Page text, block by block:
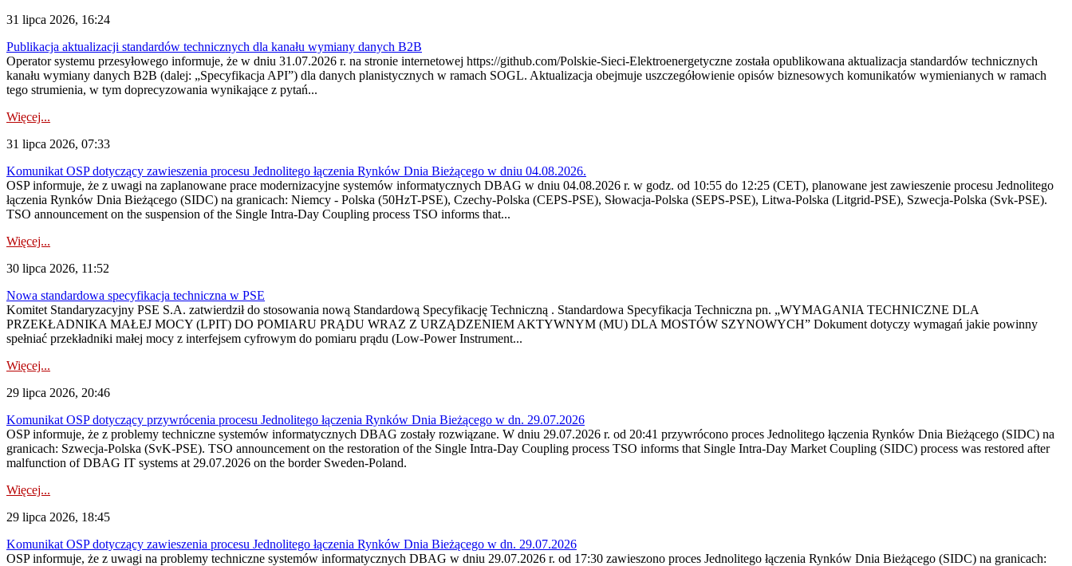
31 lipca 2026, 16:24
Publikacja aktualizacji standardów technicznych dla kanału wymiany danych B2B
Operator systemu przesyłowego informuje, że w dniu 31.07.2026 r. na stronie internetowej https://github.com/Polskie-Sieci-Elektroenergetyczne została opublikowana aktualizacja standardów technicznych
kanału wymiany danych B2B (dalej: „Specyfikacja API”) dla danych planistycznych w ramach SOGL. Aktualizacja obejmuje uszczegółowienie opisów biznesowych komunikatów wymienianych w ramach
tego strumienia, w tym doprecyzowania wynikające z pytań...
Więcej...
31 lipca 2026, 07:33
Komunikat OSP dotyczący zawieszenia procesu Jednolitego łączenia Rynków Dnia Bieżącego w dniu 04.08.2026.
OSP informuje, że z uwagi na zaplanowane prace modernizacyjne systemów informatycznych DBAG w dniu 04.08.2026 r. w godz. od 10:55 do 12:25 (CET), planowane jest zawieszenie procesu Jednolitego
łączenia Rynków Dnia Bieżącego (SIDC) na granicach: Niemcy - Polska (50HzT-PSE), Czechy-Polska (CEPS-PSE), Słowacja-Polska (SEPS-PSE), Litwa-Polska (Litgrid-PSE), Szwecja-Polska (Svk-PSE).
TSO announcement on the suspension of the Single Intra-Day Coupling process TSO informs that...
Więcej...
30 lipca 2026, 11:52
Nowa standardowa specyfikacja techniczna w PSE
Komitet Standaryzacyjny PSE S.A. zatwierdził do stosowania nową Standardową Specyfikację Techniczną . Standardowa Specyfikacja Techniczna pn. „WYMAGANIA TECHNICZNE DLA
PRZEKŁADNIKA MAŁEJ MOCY (LPIT) DO POMIARU PRĄDU WRAZ Z URZĄDZENIEM AKTYWNYM (MU) DLA MOSTÓW SZYNOWYCH” Dokument dotyczy wymagań jakie powinny
spełniać przekładniki małej mocy z interfejsem cyfrowym do pomiaru prądu (Low-Power Instrument...
Więcej...
29 lipca 2026, 20:46
Komunikat OSP dotyczący przywrócenia procesu Jednolitego łączenia Rynków Dnia Bieżącego w dn. 29.07.2026
OSP informuje, że z problemy techniczne systemów informatycznych DBAG zostały rozwiązane. W dniu 29.07.2026 r. od 20:41 przywrócono proces Jednolitego łączenia Rynków Dnia Bieżącego (SIDC) na
granicach: Szwecja-Polska (SvK-PSE). TSO announcement on the restoration of the Single Intra-Day Coupling process TSO informs that Single Intra-Day Market Coupling (SIDC) process was restored after
malfunction of DBAG IT systems at 29.07.2026 on the border Sweden-Poland.
Więcej...
29 lipca 2026, 18:45
Komunikat OSP dotyczący zawieszenia procesu Jednolitego łączenia Rynków Dnia Bieżącego w dn. 29.07.2026
OSP informuje, że z uwagi na problemy techniczne systemów informatycznych DBAG w dniu 29.07.2026 r. od 17:30 zawieszono proces Jednolitego łączenia Rynków Dnia Bieżącego (SIDC) na granicach: